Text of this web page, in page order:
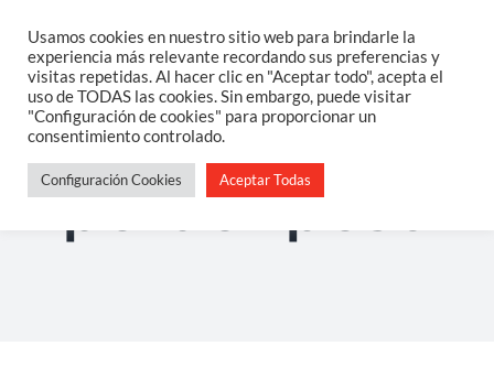
contenido
Home
Sobre Miperder peso
Usamos cookies en nuestro sitio web para brindarle la
experiencia más relevante recordando sus preferencias y
visitas repetidas. Al hacer clic en "Aceptar todo", acepta el
uso de TODAS las cookies. Sin embargo, puede visitar
"Configuración de cookies" para proporcionar un
consentimiento controlado.
Configuración Cookies Aceptar Todas